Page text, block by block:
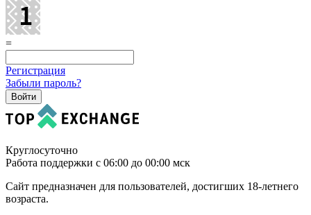
=
Регистрация
Забыли пароль?
Круглосуточно
Работа поддержки с 06:00 до 00:00 мск
Сайт предназначен для пользователей, достигших 18-летнего
возраста.